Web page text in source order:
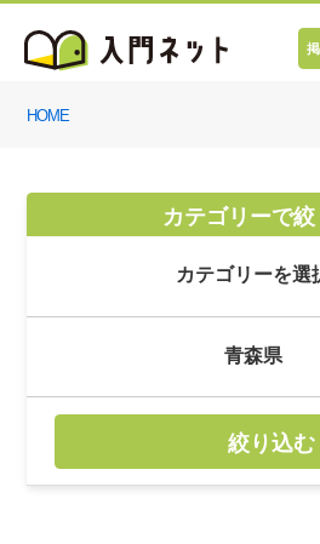
HOME
カテゴリーで
絞り込む